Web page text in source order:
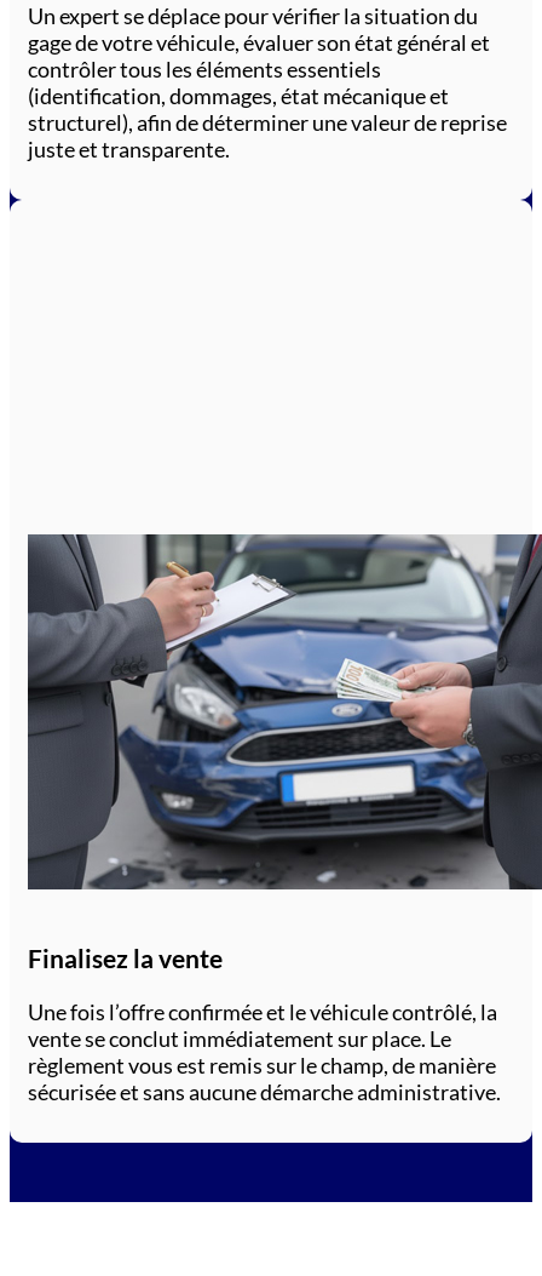
Un expert se déplace pour vérifier la situation du
gage de votre véhicule, évaluer son état général et
contrôler tous les éléments essentiels
(identification, dommages, état mécanique et
structurel), afin de déterminer une valeur de reprise
juste et transparente.
Finalisez la vente
Une fois l’offre confirmée et le véhicule contrôlé, la
vente se conclut immédiatement sur place. Le
règlement vous est remis sur le champ, de manière
sécurisée et sans aucune démarche administrative.